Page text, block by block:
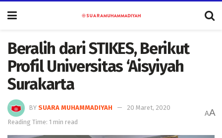
Beralih dari STIKES, Berikut
Profil Universitas ‘Aisyiyah
Surakarta
BY SUARA MUHAMMADIYAH
20 Maret, 2020
Reading Time: 1 min read
AA